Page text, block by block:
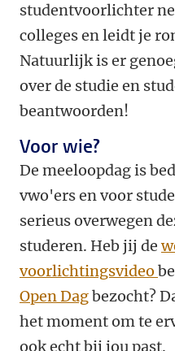
studentvoorlichter
colleges en leidt je
Natuurlijk is er
over de studie en
beantwoorden!
Voor wie?
De meeloopdag is
vwo'ers en voor
serieus overwegen
studeren. Heb jij de
voorlichtingsvideo
Open Dagbezocht?
het moment om te
ook echt bij jou past.